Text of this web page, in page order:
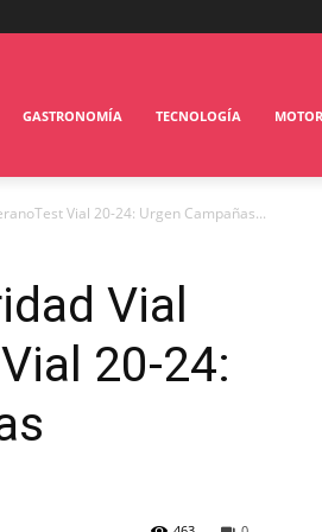
GASTRONOMÍA TECNOLOGÍA MOTOR
Vial 20-24: Urgen Campañas...
Vial
20-24: